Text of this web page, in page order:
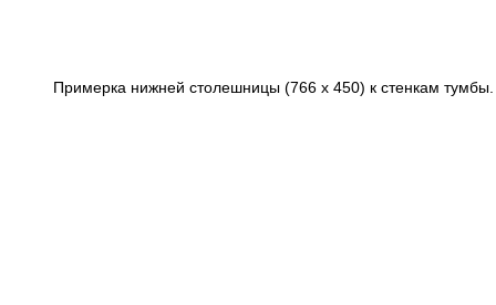
Примерка нижней столешницы (766 х 450) к стенкам тумбы.